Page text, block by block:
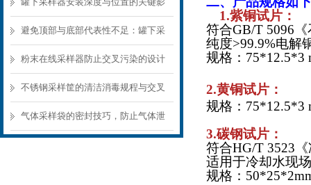
响
避免顶部与底部代表性不足：罐下采
样器结构选型要点
粉末在线采样器防止交叉污染的设计
要点
不锈钢采样筐的清洁消毒规程与交叉
污染预防
气体采样袋的密封技巧，防止气体泄
1.紫铜试片：
符合GB/T 5096
纯度
规格： 75*12.5*3
2.黄铜试片：
规格： 75*12.5*3
3.碳钢试片：
符合HG/T 3523
适用于冷却水现
规格：